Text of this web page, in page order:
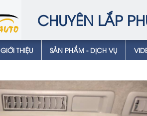
CHUYÊN LẮP
GIỚI THIỆU SẢN PHẨM - DỊCH VỤ